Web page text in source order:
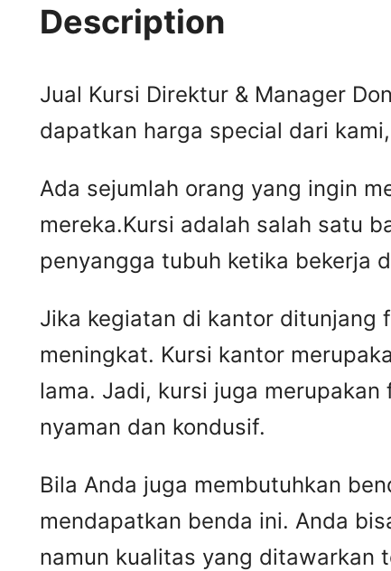
Description
Jual Kursi Direktur & Manager
dapatkan harga special dari
Ada sejumlah orang yang ingin
mereka.Kursi adalah salah satu
penyangga tubuh ketika bekerja
Jika kegiatan di kantor ditunjang
meningkat. Kursi kantor
lama. Jadi, kursi juga
nyaman dan kondusif.
Bila Anda juga membutuhkan
mendapatkan benda ini. Anda
namun kualitas yang ditawarkan